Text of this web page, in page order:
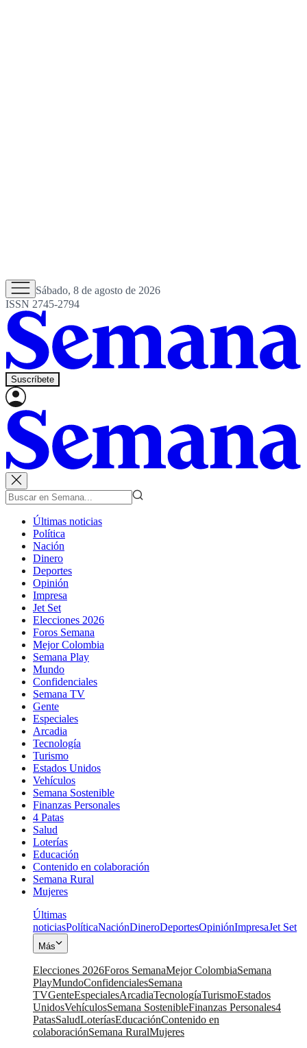
Sábado, 8 de agosto de 2026
ISSN 2745-2794
Suscríbete
Últimas noticias
Política
Nación
Dinero
Deportes
Opinión
Impresa
Jet Set
Elecciones 2026
Foros Semana
Mejor Colombia
Semana Play
Mundo
Confidenciales
Semana TV
Gente
Especiales
Arcadia
Tecnología
Turismo
Estados Unidos
Vehículos
Semana Sostenible
Finanzas Personales
4 Patas
Salud
Loterías
Educación
Contenido en colaboración
Semana Rural
Mujeres
Últimas
noticiasPolíticaNaciónDineroDeportesOpiniónImpresaJet Set
Más
Elecciones 2026Foros SemanaMejor ColombiaSemana
PlayMundoConfidencialesSemana
TVGenteEspecialesArcadiaTecnologíaTurismoEstados
UnidosVehículosSemana SostenibleFinanzas Personales4
PatasSaludLoteríasEducaciónContenido en
colaboraciónSemana RuralMujeres